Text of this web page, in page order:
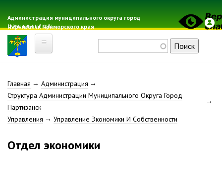
основному
содержанию
Администрация муниципального округа город
Партизанск Приморского края
Официальный сайт
Главная
Электронная почта
Местные налоги
Расписание электричек
Строка
навигации
Главная
Администрация
Структура Администрации Муниципального Округа Город
Партизанск
Управления
Управление Экономики И Собственности
Отдел экономики